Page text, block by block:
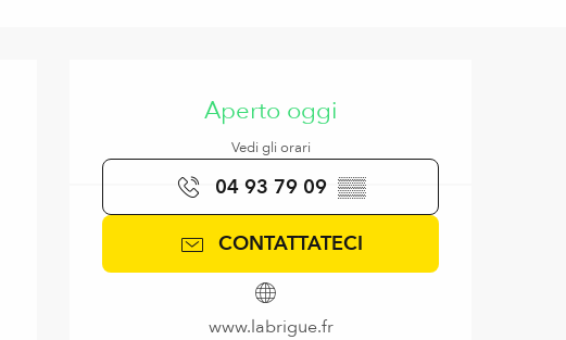
Aperto oggi
Vedi gli orari
04 93 79 09 ▒▒
CONTATTATECI
www.labrigue.fr